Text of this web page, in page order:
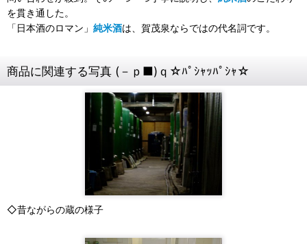
を貫き通した。
「日本酒のロマン」 純米酒は、賀茂泉ならではの代名詞です。
商品に関連する写真 (－ｐ■)ｑ☆ﾊﾟｼｬｯﾊﾟｼｬ☆
◇昔ながらの蔵の様子